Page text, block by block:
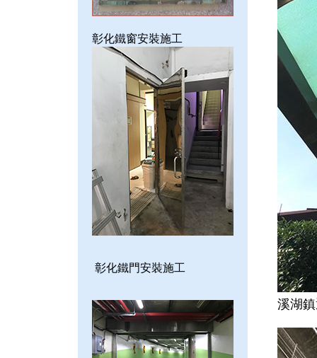
彰化鐵窗安裝施工
彰化鐵門安裝施工
溪湖